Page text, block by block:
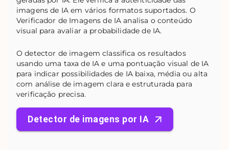
imagens de IA em vários formatos suportados. O
Verificador de Imagens de IA analisa o conteúdo
visual para avaliar a probabilidade de IA.
O detector de imagem classifica os resultados
usando uma taxa de IA e uma pontuação visual de IA
para indicar possibilidades de IA baixa, média ou alta
com análise de imagem clara e estruturada para
verificação precisa.
Detector de imagens por IA